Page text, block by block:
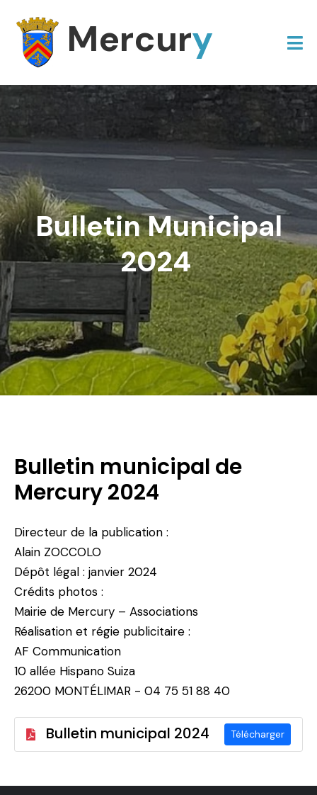
Mercury
Bulletin Municipal
2024
Bulletin municipal de
Mercury 2024
Directeur de la publication :
Alain ZOCCOLO
Dépôt légal : janvier 2024
Crédits photos :
Mairie de Mercury – Associations
Réalisation et régie publicitaire :
AF Communication
10 allée Hispano Suiza
26200 MONTÉLIMAR - 04 75 51 88 40
Bulletin municipal 2024 Télécharger